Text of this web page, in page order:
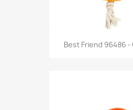

Best Friend 96486 -